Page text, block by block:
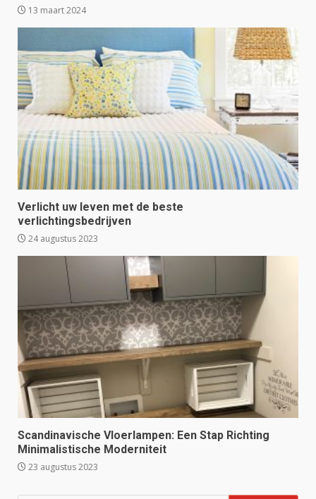
13 maart 2024
Verlicht uw leven met de beste
verlichtingsbedrijven
24 augustus 2023
Scandinavische Vloerlampen: Een Stap Richting
Minimalistische Moderniteit
23 augustus 2023